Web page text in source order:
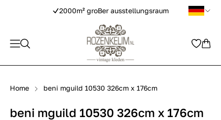
2000m² groBer ausstellungsraum
Home beni mguild 10530 326cm x 176cm
beni mguild 10530 326cm x 176cm